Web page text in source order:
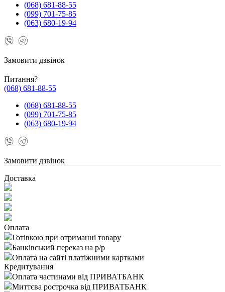
(068) 681-88-55
(099) 701-75-85
(063) 680-19-94
Замовити дзвінок
Питання?
(068) 681-88-55
(068) 681-88-55
(099) 701-75-85
(063) 680-19-94
Замовити дзвінок
Доставка
Оплата
Готівкою при отриманні товару
Банківський переказ на р/р
Оплата на сайті платіжними картками
Кредитування
Оплата частинами від ПРИВАТБАНК
Миттєва рострочка від ПРИВАТБАНК